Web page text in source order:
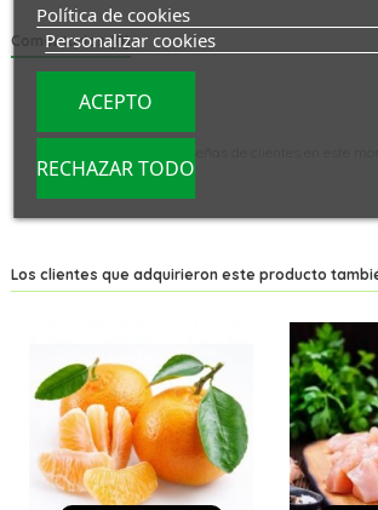
Comentarios (0)
Los clientes que adquirieron este producto
Política de cookies
Personalizar cookies
RECHAZAR TODO
ACEPTO